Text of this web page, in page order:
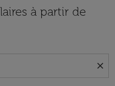
à partir de
close